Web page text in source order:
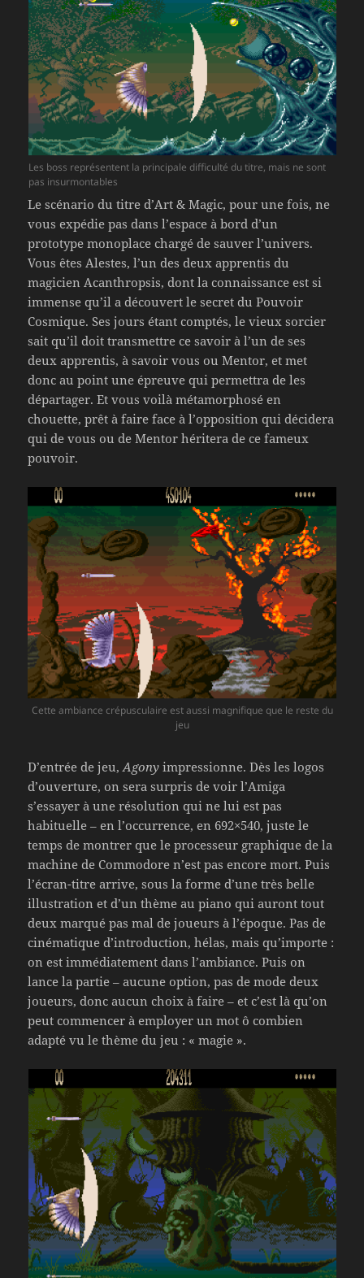
Les boss représentent la principale difficulté du titre, mais ne sont
pas insurmontables
Le scénario du titre d’Art & Magic, pour une fois, ne
vous expédie pas dans l’espace à bord d’un
prototype monoplace chargé de sauver l’univers.
Vous êtes Alestes, l’un des deux apprentis du
magicien Acanthropsis, dont la connaissance est si
immense qu’il a découvert le secret du Pouvoir
Cosmique. Ses jours étant comptés, le vieux sorcier
sait qu’il doit transmettre ce savoir à l’un de ses
deux apprentis, à savoir vous ou Mentor, et met
donc au point une épreuve qui permettra de les
départager. Et vous voilà métamorphosé en
chouette, prêt à faire face à l’opposition qui décidera
qui de vous ou de Mentor héritera de ce fameux
pouvoir.
Cette ambiance crépusculaire est aussi magnifique que le reste du
jeu
D’entrée de jeu,Agony impressionne. Dès les logos
d’ouverture, on sera surpris de voir l’Amiga
s’essayer à une résolution qui ne lui est pas
habituelle – en l’occurrence, en 692×540, juste le
temps de montrer que le processeur graphique de la
machine de Commodore n’est pas encore mort. Puis
l’écran-titre arrive, sous la forme d’une très belle
illustration et d’un thème au piano qui auront tout
deux marqué pas mal de joueurs à l’époque. Pas de
cinématique d’introduction, hélas, mais qu’importe :
on est immédiatement dans l’ambiance. Puis on
lance la partie – aucune option, pas de mode deux
joueurs, donc aucun choix à faire – et c’est là qu’on
peut commencer à employer un mot ô combien
adapté vu le thème du jeu : « magie ».